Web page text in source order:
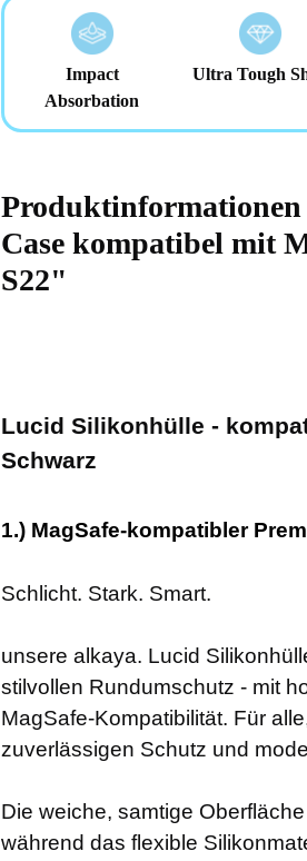
Impact
Absorbation
Ultra Tough
Case kompatibel mit
S22"
Lucid Silikonhülle -
Schwarz
1.) MagSafe-kompatibler
Schlicht. Stark. Smart.
unsere alkaya. Lucid
stilvollen Rundumschutz - mit
MagSafe-Kompatibilität. Für
zuverlässigen Schutz und
Die weiche, samtige
während das flexible